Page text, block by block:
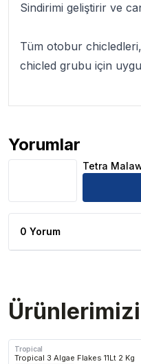
Sindirimi geliştirir ve
Tüm otobur
chicled grubu için
Yorumlar
Tetra Malawi Granules
Tetra
0 Yorum
Tropical
Tropical 3 Algae Flakes 11Lt 2 Kg